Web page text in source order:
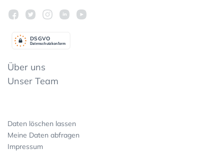
Datenschutzkonform
DSGVO
Über uns
Unser Team
Daten löschen lassen
Meine Daten abfragen
Impressum